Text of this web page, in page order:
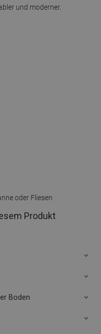
und moderner.
oder Fliesen
Produkt
Boden